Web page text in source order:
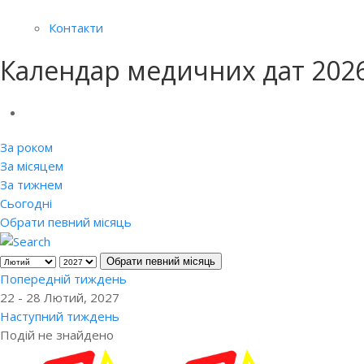
Контакти
Календар медичних дат
За роком
За місяцем
За тижнем
Сьогодні
Обрати певний місяць
Обрати певний місяць
Попередній тиждень
22 - 28 Лютий, 2027
Наступний тиждень
Подій не знайдено